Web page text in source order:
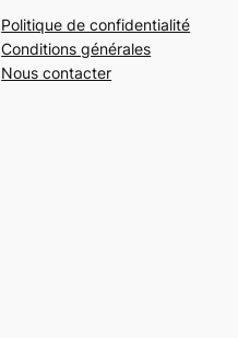
Politique de confidentialité
Conditions générales
Nous contacter